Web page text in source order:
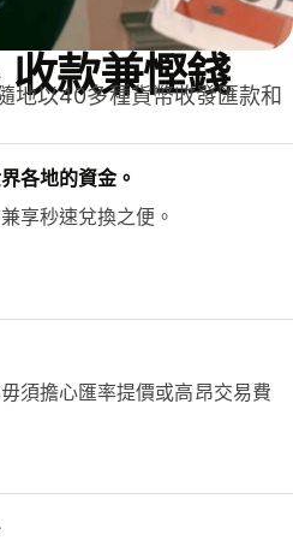
款兼慳錢
地以40多種貨幣收發匯款和
各地的資金。
享秒速兌換之便。
須擔心匯率提價或高昂交易費